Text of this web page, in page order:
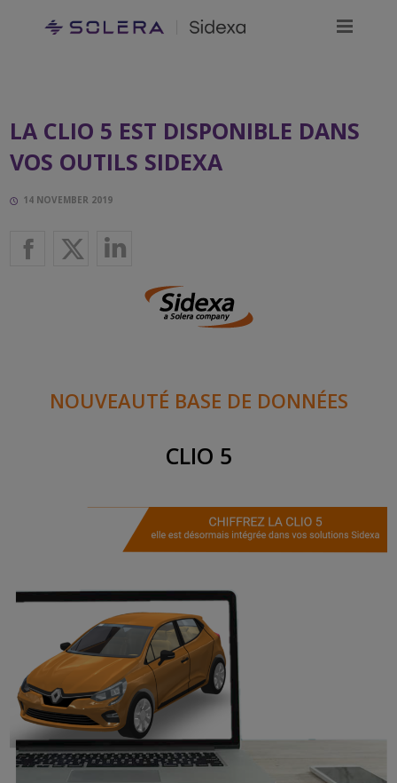
LA CLIO 5 EST DISPONIBLE DANS
VOS OUTILS SIDEXA
14 NOVEMBER 2019
NOUVEAUTÉ BASE DE DONNÉES
CLIO 5